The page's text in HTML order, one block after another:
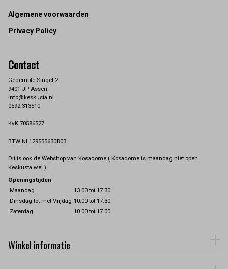
Footer
Algemene voorwaarden
Privacy Policy
Contact
Gedempte Singel 2
9401 JP Assen
info@keskusta.nl
0592-313510
KvK 70586527
BTW NL129555630B03
Dit is ook de Webshop van Kosadome ( Kosadome is maandag niet open
Keskusta wel )
Openingstijden
Maandag
13.00 tot 17.30
Dinsdag tot met Vrijdag 10.00 tot 17.30
Zaterdag
10.00 tot 17.00
Winkel informatie